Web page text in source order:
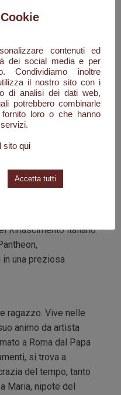
che ventenne.
con i suoi dipinti
grandi maestri.
dell'artista
e travolgente,
promesso sposo,
Margherita.
egli tornando a casa
e morì.
fino ai giorni
Rinascimento italiano
una preziosa
ragazzo. Vive nelle
animo da artista
a Roma dal Papa
si trova a
del tempo, tanto
Maria, nipote del
contenuti ed
dei social media e per
Condividiamo inoltre
il nostro sito con i
di analisi dei dati web,
potrebbero combinarle
loro o che hanno
sito qui
Accetta tutti